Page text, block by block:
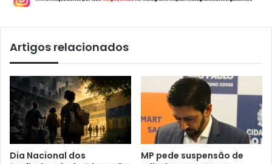
Artigos relacionados
Dia Nacional dos
MP pede suspensão de